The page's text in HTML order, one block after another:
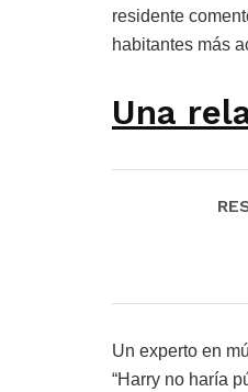
residente
habitantes más
Una
Un experto en
“Harry no haría